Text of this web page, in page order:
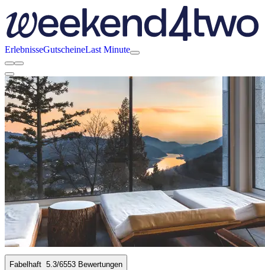
ErlebnisseGutscheineLast Minute
Fabelhaft 5.3/6553 Bewertungen